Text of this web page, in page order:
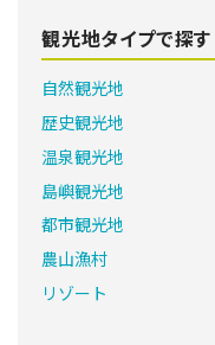
観光地タイプで探す
自然観光地
歴史観光地
温泉観光地
島嶼観光地
都市観光地
農山漁村
リゾート